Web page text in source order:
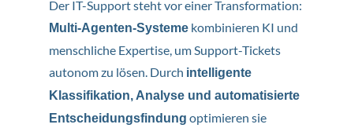
Der IT-Support steht vor einer Transformation:
Multi-Agenten-Systeme kombinieren KI und
menschliche Expertise, um Support-Tickets
autonom zu lösen. Durch intelligente
Klassifikation, Analyse und automatisierte
Entscheidungsfindung optimieren sie
KI-Strategie &
Projektmanagement